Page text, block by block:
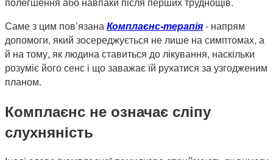
Саме з цим пов’язанаКомплаєнс-терапія- напрям
допомоги, який зосереджується не лише на симптомах, а
й на тому, як людина ставиться до лікування, наскільки
розуміє його сенс і що заважає їй рухатися за узгодженим
планом.
Комплаєнс не означає сліпу
слухняність